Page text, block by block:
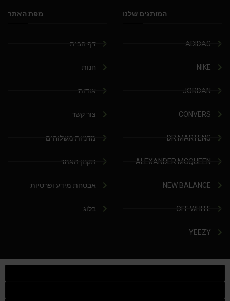
המותגים שלנו
ADIDAS
NIKE
JORDAN
CONVERS
DR.MARTENS
ALEXANDER MCQUEEN
NEW BALANCE
OFF WHITE
YEEZY
מפת האתר
דף הבית
חנות
אודות
צור קשר
מדניות משלוחים
תקנון האתר
אבטחת מידע ופרטיות
בלוג